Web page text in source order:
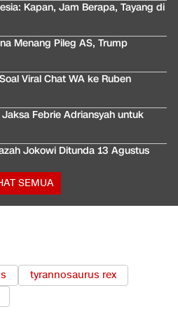
Kapan, Jam Berapa, Tayang di
Menang Pileg AS, Trump
Viral Chat WA ke Ruben
Febrie Adriansyah untuk
Jokowi Ditunda 13 Agustus
SEMUA
tyrannosaurus rex